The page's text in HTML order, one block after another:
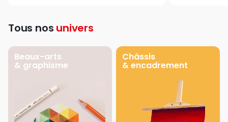
Tous nos univers
Beaux-arts
& graphisme
Châssis
& encadrement